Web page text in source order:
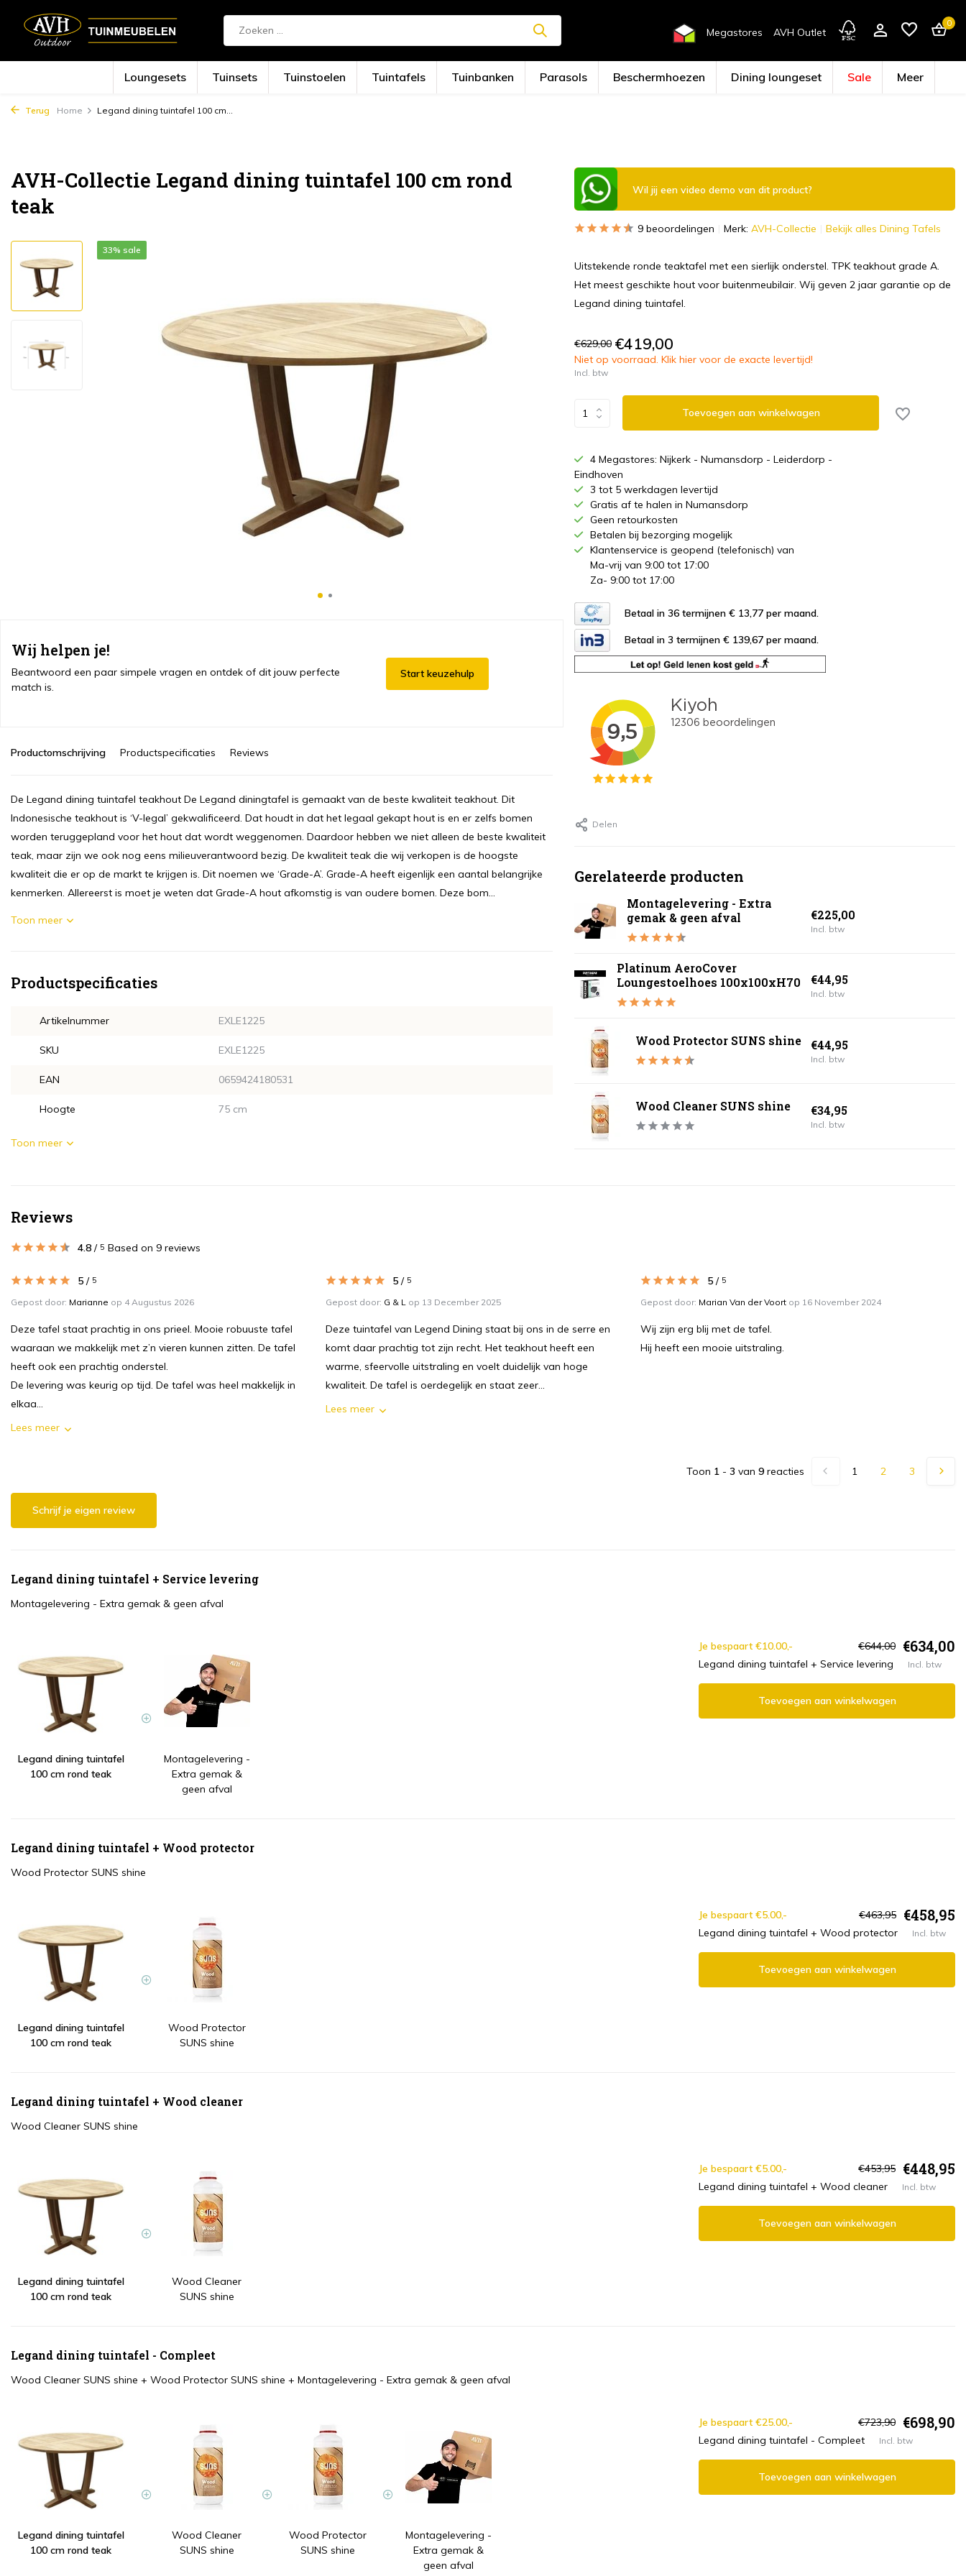
Megastores AVH Outlet
0
Loungesets Tuinsets Tuinstoelen Tuintafels Tuinbanken Parasols Beschermhoezen Dining loungeset Sale Meer
Terug Home Legand dining tuintafel 100 cm...
AVH-Collectie Legand dining tuintafel 100 cm rond
teak
33% sale
Wij helpen je!
Beantwoord een paar simpele vragen en ontdek of dit jouw perfecte
match is.
Start keuzehulp
Productomschrijving Productspecificaties Reviews
De Legand dining tuintafel teakhout De Legand diningtafel is gemaakt van de beste kwaliteit teakhout. Dit
Indonesische teakhout is ‘V-legal’ gekwalificeerd. Dat houdt in dat het legaal gekapt hout is en er zelfs bomen
worden teruggepland voor het hout dat wordt weggenomen. Daardoor hebben we niet alleen de beste kwaliteit
teak, maar zijn we ook nog eens milieuverantwoord bezig. De kwaliteit teak die wij verkopen is de hoogste
kwaliteit die er op de markt te krijgen is. Dit noemen we ‘Grade-A’. Grade-A heeft eigenlijk een aantal belangrijke
kenmerken. Allereerst is moet je weten dat Grade-A hout afkomstig is van oudere bomen. Deze bom...
Toon meer
Productspecificaties
Artikelnummer EXLE1225
SKU EXLE1225
EAN 0659424180531
Hoogte 75 cm
Toon meer
Wil jij een video demo van dit product?
9 beoordelingen Merk: AVH-Collectie Bekijk alles Dining Tafels
Uitstekende ronde teaktafel met een sierlijk onderstel. TPK teakhout grade A.
Het meest geschikte hout voor buitenmeubilair. Wij geven 2 jaar garantie op de
Legand dining tuintafel.
€629,00 €419,00
Niet op voorraad. Klik hier voor de exacte levertijd!
Incl. btw
Toevoegen aan winkelwagen
4 Megastores: Nijkerk - Numansdorp - Leiderdorp -
Eindhoven
3 tot 5 werkdagen levertijd
Gratis af te halen in Numansdorp
Geen retourkosten
Betalen bij bezorging mogelijk
Klantenservice is geopend (telefonisch) van
Ma-vrij van 9:00 tot 17:00
Za- 9:00 tot 17:00
Betaal in 36 termijnen € 13,77 per maand.
Betaal in 3 termijnen € 139,67 per maand.
Delen
Gerelateerde producten
Montagelevering - Extra
gemak & geen afval
€225,00
Incl. btw
Platinum AeroCover
Loungestoelhoes 100x100xH70
€44,95
Incl. btw
Wood Protector SUNS shine €44,95
Incl. btw
Wood Cleaner SUNS shine €34,95
Incl. btw
Reviews
4.8 / 5 Based on 9 reviews
5 / 5
Gepost door: Marianne op 4 Augustus 2026
Deze tafel staat prachtig in ons prieel. Mooie robuuste tafel
waaraan we makkelijk met z’n vieren kunnen zitten. De tafel
heeft ook een prachtig onderstel.
De levering was keurig op tijd. De tafel was heel makkelijk in
elkaa...
Lees meer
5 / 5
Gepost door: G & L op 13 December 2025
Deze tuintafel van Legend Dining staat bij ons in de serre en
komt daar prachtig tot zijn recht. Het teakhout heeft een
warme, sfeervolle uitstraling en voelt duidelijk van hoge
kwaliteit. De tafel is oerdegelijk en staat zeer...
Lees meer
5 / 5
Gepost door: Marian Van der Voort op 16 November 2024
Wij zijn erg blij met de tafel.
Hij heeft een mooie uitstraling.
Toon 1 - 3 van 9 reacties 1 2 3
Schrijf je eigen review
Legand dining tuintafel + Service levering
Montagelevering - Extra gemak & geen afval
Legand dining tuintafel
100 cm rond teak
Montagelevering -
Extra gemak &
geen afval
Je bespaart €10.00,- €644,00 €634,00
Legand dining tuintafel + Service levering Incl. btw
Toevoegen aan winkelwagen
Legand dining tuintafel + Wood protector
Wood Protector SUNS shine
Legand dining tuintafel
100 cm rond teak
Wood Protector
SUNS shine
Je bespaart €5.00,- €463,95 €458,95
Legand dining tuintafel + Wood protector Incl. btw
Toevoegen aan winkelwagen
Legand dining tuintafel + Wood cleaner
Wood Cleaner SUNS shine
Legand dining tuintafel
100 cm rond teak
Wood Cleaner
SUNS shine
Je bespaart €5.00,- €453,95 €448,95
Legand dining tuintafel + Wood cleaner Incl. btw
Toevoegen aan winkelwagen
Legand dining tuintafel - Compleet
Wood Cleaner SUNS shine + Wood Protector SUNS shine + Montagelevering - Extra gemak & geen afval
Legand dining tuintafel
100 cm rond teak
Wood Cleaner
SUNS shine
Wood Protector
SUNS shine
Montagelevering -
Extra gemak &
geen afval
Je bespaart €25.00,- €723,90 €698,90
Legand dining tuintafel - Compleet Incl. btw
Toevoegen aan winkelwagen